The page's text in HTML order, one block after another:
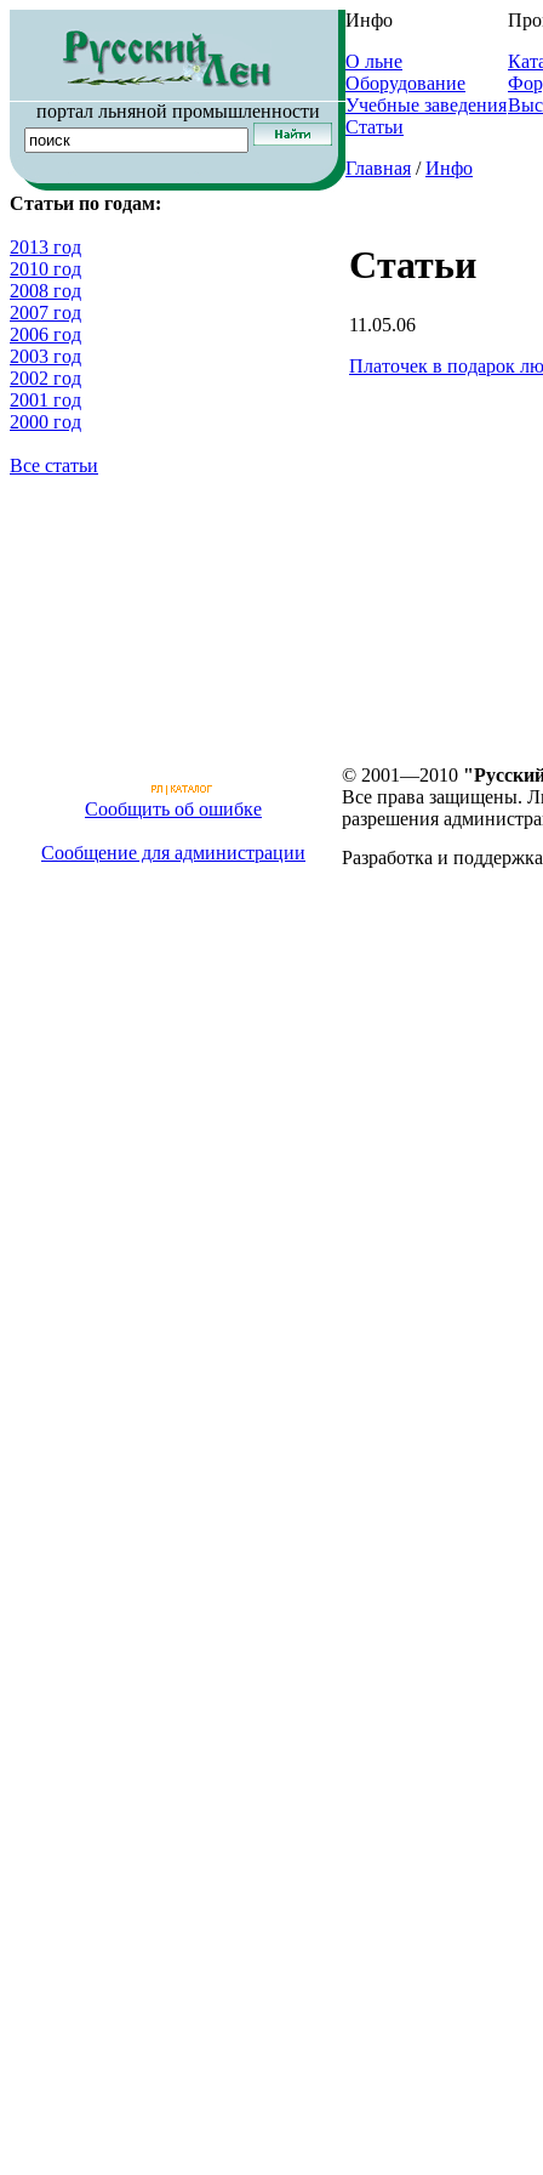
портал льняной промышленности
Инфо
О льне
Оборудование
Учебные заведения
Статьи
Главная /Инфо
Статьи по годам:
2013 год
2010 год
2008 год
2007 год
2006 год
2003 год
2002 год
2001 год
2000 год
Все статьи
Статьи
11.05.06
Платочек в подарок
Сообщить об ошибке
Сообщение для администрации
© 2001—2010
Все права защищены.
разрешения
Разработка и